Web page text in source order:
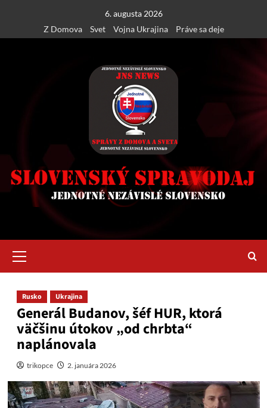
content
6. augusta 2026
Z Domova
Svet Vojna Ukrajina Práve sa deje
Menu
Rusko Ukrajina
Generál Budanov, šéf HUR, ktorá
väčšinu útokov „od chrbta“
naplánovala
trikopce 2. januára 2026